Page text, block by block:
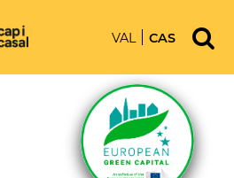
VAL CAS